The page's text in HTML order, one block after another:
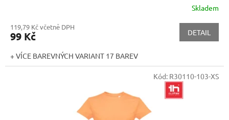
Skladem
119,79 Kč včetně DPH
99 Kč DETAIL
+ VÍCE BAREVNÝCH VARIANT 17 BAREV
Kód: R30110-103-XS